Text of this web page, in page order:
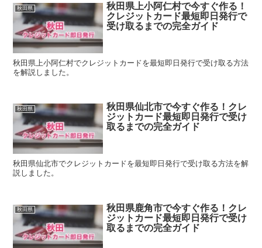
秋田県
秋田県上小阿仁村で今すぐ作る！
クレジットカード最短即日発行で
受け取るまでの完全ガイド
秋田県上小阿仁村でクレジットカードを最短即日発行で受け取る方法
を解説しました。
秋田県
秋田県仙北市で今すぐ作る！クレ
ジットカード最短即日発行で受け
取るまでの完全ガイド
秋田県仙北市でクレジットカードを最短即日発行で受け取る方法を解
説しました。
秋田県
秋田県鹿角市で今すぐ作る！クレ
ジットカード最短即日発行で受け
取るまでの完全ガイド